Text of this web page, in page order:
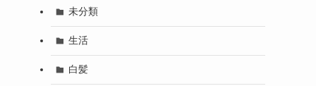
未分類
生活
白髪